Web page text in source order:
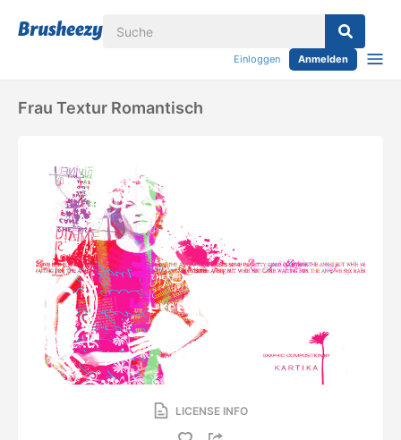
Einloggen Anmelden
Frau Textur Romantisch
LICENSE INFO